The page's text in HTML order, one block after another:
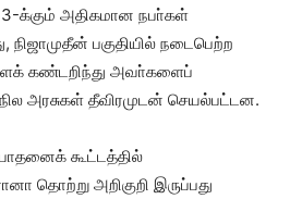
க்கும் அதிகமான நபா்கள்
நிஜாமுதீன் பகுதியில் நடைபெற்ற
கண்டறிந்து அவா்களைப்
அரசுகள் தீவிரமுடன் செயல்பட்டன.
கூட்டத்தில்
தொற்று அறிகுறி இருப்பது